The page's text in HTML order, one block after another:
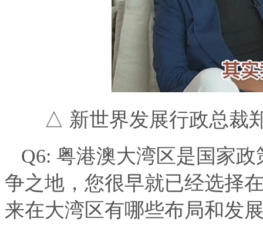
△ 新世界发展行政总裁
Q6: 粤港澳大湾区是国家
争之地，您很早就已经选择
来在大湾区有哪些布局和发